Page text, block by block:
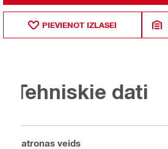
PIEVIENOT IZLASEI
Tehniskie dati
Patronas veids